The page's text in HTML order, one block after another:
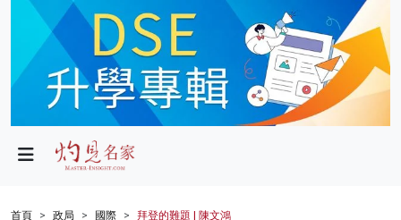
政局
財經
首頁 政局 國際 拜登的難題 | 陳文鴻